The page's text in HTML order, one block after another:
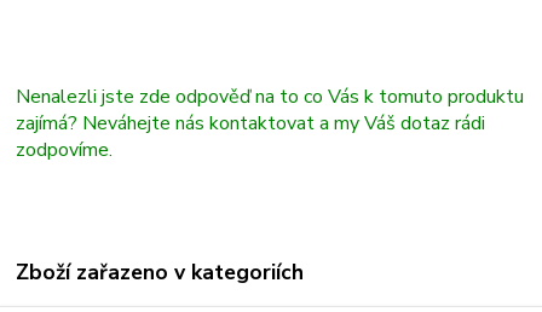
Nenalezli jste zde odpověď na to co Vás k tomuto produktu
zajímá? Neváhejte nás kontaktovat a my Váš dotaz rádi
zodpovíme.
Zboží zařazeno v kategoriích